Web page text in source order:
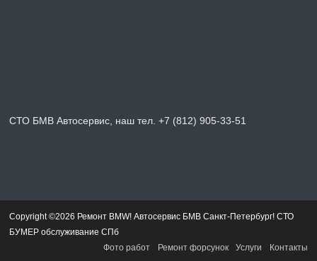
СТО БМВ Автосервис, наш тел. +7 (812) 905-33-51
Copyright ©2026 Ремонт BMW! Автосервис БМВ Санкт-Петербург! СТО
БУМЕР обслуживание СПб
Фото работ
Ремонт форсунок Услуги Контакты